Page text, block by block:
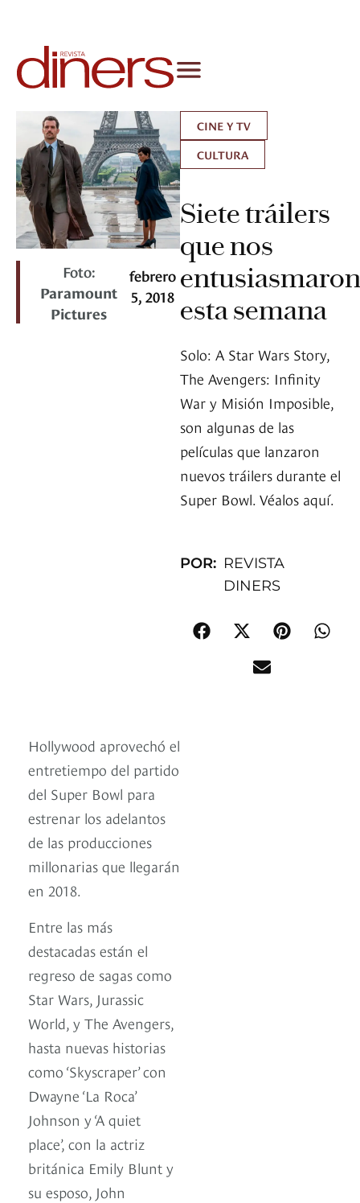
Foto:
Paramount
Pictures
febrero
5, 2018
CINE Y TV
CULTURA
Siete tráilers
que nos
entusiasmaron
esta semana
Solo: A Star Wars Story,
The Avengers: Infinity
War y Misión Imposible,
son algunas de las
películas que lanzaron
nuevos tráilers durante el
Super Bowl. Véalos aquí.
POR: REVISTA
DINERS
Hollywood aprovechó el
entretiempo del partido
del Super Bowl para
estrenar los adelantos
de las producciones
millonarias que llegarán
en 2018.
Entre las más
destacadas están el
regreso de sagas como
Star Wars, Jurassic
World, y The Avengers,
hasta nuevas historias
como ‘Skyscraper’ con
Dwayne ‘La Roca’
Johnson y ‘A quiet
place’, con la actriz
británica Emily Blunt y
su esposo, John